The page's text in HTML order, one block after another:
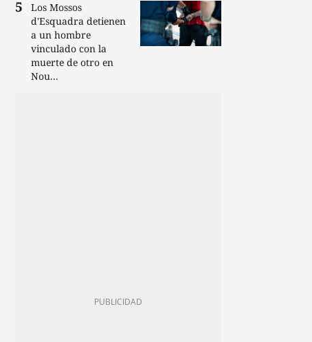
Los Mossos
d'Esquadra detienen
a un hombre
vinculado con la
muerte de otro en
Nou...